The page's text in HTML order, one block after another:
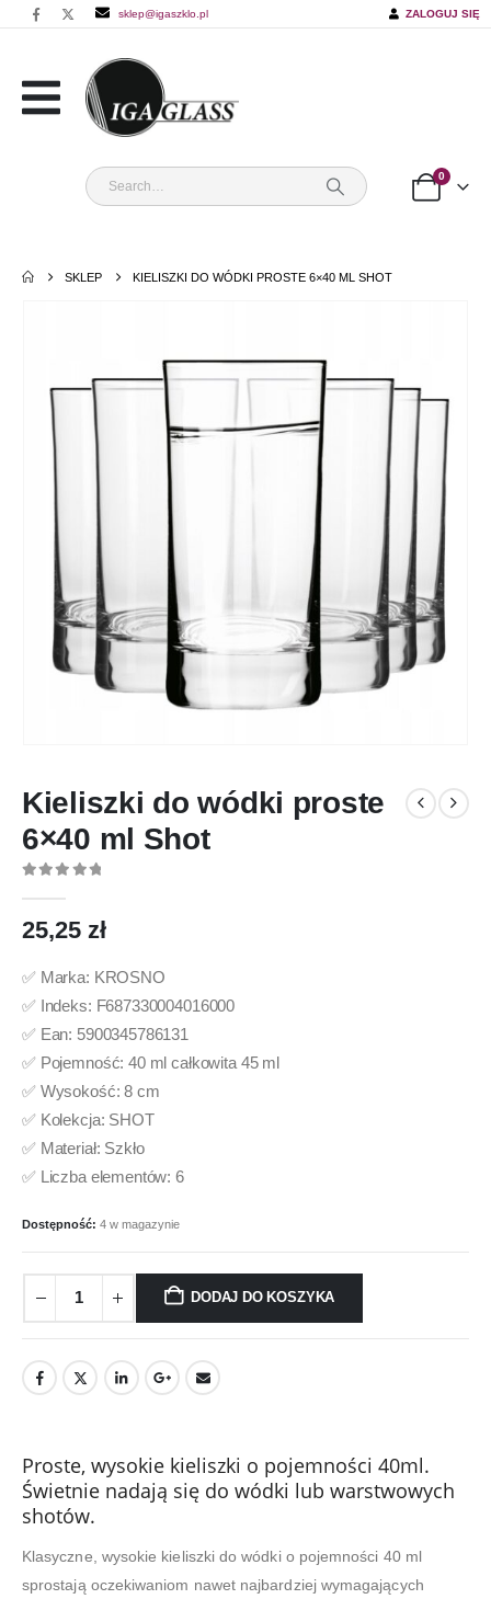
sklep@igaszklo.pl ZALOGUJ SIĘ
0
SKLEP KIELISZKI DO WÓDKI PROSTE 6×40 ML SHOT
Kieliszki do wódki proste
6×40 ml Shot
25,25 zł
✅ Marka: KROSNO
✅ Indeks: F687330004016000
✅ Ean: 5900345786131
✅ Pojemność: 40 ml całkowita 45 ml
✅ Wysokość: 8 cm
✅ Kolekcja: SHOT
✅ Materiał: Szkło
✅ Liczba elementów: 6
Dostępność: 4 w magazynie
DODAJ DO KOSZYKA
Proste, wysokie kieliszki o pojemności 40ml.
Świetnie nadają się do wódki lub warstwowych
shotów.
Klasyczne, wysokie kieliszki do wódki o pojemności 40 ml
sprostają oczekiwaniom nawet najbardziej wymagających